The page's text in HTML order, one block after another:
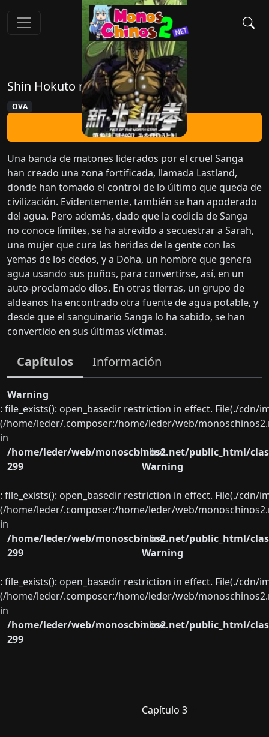
Shin Hokuto no Ken
OVA
Ver Ahora
Una banda de matones liderados por el cruel Sanga
han creado una zona fortificada, llamada Lastland,
donde han tomado el control de lo último que queda de
civilización. Evidentemente, también se han apoderado
del agua. Pero además, dado que la codicia de Sanga
no conoce límites, se ha atrevido a secuestrar a Sarah,
una mujer que cura las heridas de la gente con las
yemas de los dedos, y a Doha, un hombre que genera
agua usando sus puños, para convertirse, así, en un
auto-proclamado dios. En otras tierras, un grupo de
aldeanos ha encontrado otra fuente de agua potable, y
desde que el sanguinario Sanga lo ha sabido, se han
convertido en sus últimas víctimas.
Capítulos Información
Warning
: file_exists(): open_basedir restriction in effect. File(./
(/home/leder/.composer:/home/leder/web/
in
/home/leder/web/monoschinos2.net/public_html/
on line
299
Warning
: file_exists(): open_basedir restriction in effect. File(./
(/home/leder/.composer:/home/leder/web/
in
/home/leder/web/monoschinos2.net/public_html/
on line
299
Warning
: file_exists(): open_basedir restriction in effect. File(./
(/home/leder/.composer:/home/leder/web/
in
/home/leder/web/monoschinos2.net/public_html/
on line
299
Capítulo 3